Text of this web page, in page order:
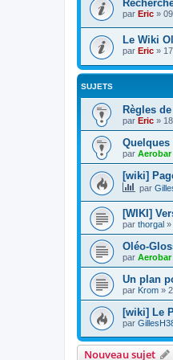
par Eric »
Le Wiki
par Eric »
SUJETS
Règles
par Eric »
par Aerobar
[wiki]
par
[WIKI]
par thorgal »
Oléo-
par Aerobar
Un plan
par Krom »
[wiki] Le
par
Nouveau sujet